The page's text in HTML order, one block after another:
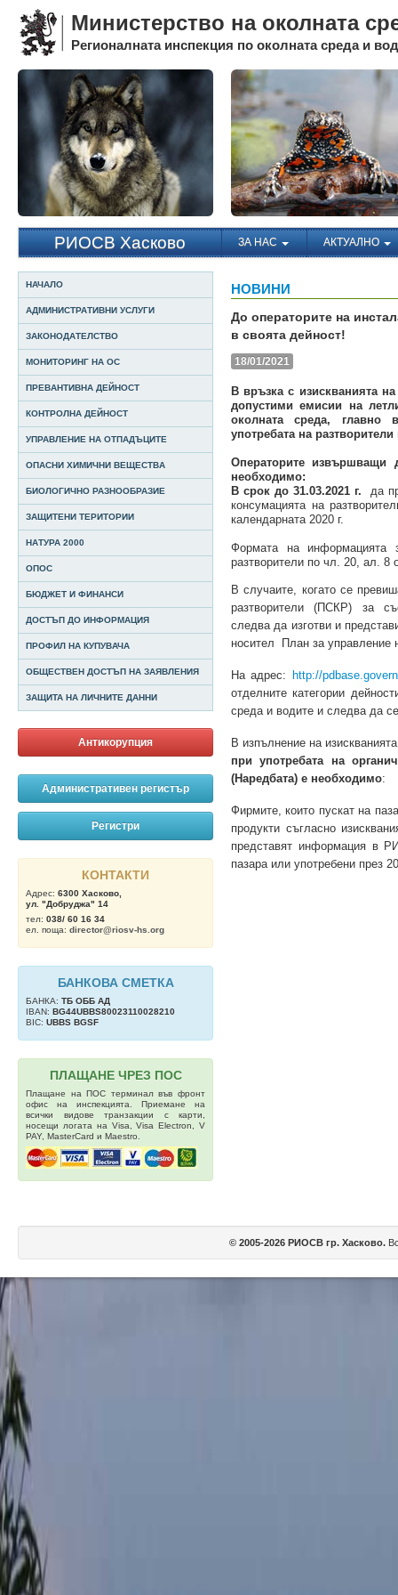
Министерство на околната
Регионалната инспекция по околната среда и
РИОСВ Хасково ЗА НАС АКТУАЛНО
НАЧАЛО
АДМИНИСТРАТИВНИ УСЛУГИ
ЗАКОНОДАТЕЛСТВО
МОНИТОРИНГ НА ОС
ПРЕВАНТИВНА ДЕЙНОСТ
КОНТРОЛНА ДЕЙНОСТ
УПРАВЛЕНИЕ НА ОТПАДЪЦИТЕ
ОПАСНИ ХИМИЧНИ ВЕЩЕСТВА
БИОЛОГИЧНО РАЗНООБРАЗИЕ
ЗАЩИТЕНИ ТЕРИТОРИИ
НАТУРА 2000
ОПОС
БЮДЖЕТ И ФИНАНСИ
ДОСТЪП ДО ИНФОРМАЦИЯ
ПРОФИЛ НА КУПУВАЧА
ОБЩЕСТВЕН ДОСТЪП НА ЗАЯВЛЕНИЯ
ЗАЩИТА НА ЛИЧНИТЕ ДАННИ
Антикорупция
Административен регистър
Регистри
КОНТАКТИ
Адрес: 6300 Хасково,
ул. "Добруджа" 14
тел: 038/ 60 16 34
ел. поща: director@riosv-hs.org
БАНКОВА СМЕТКА
БАНКА: ТБ OББ АД
IBAN: BG44UBBS80023110028210
BIC: UBBS BGSF
ПЛАЩАНЕ ЧРЕЗ ПОС
Плащане на ПОС терминал във фронт
офис на инспекцията. Приемане на
всички видове транзакции с карти,
носещи логата на Visa, Visa Electron, V
PAY, MasterCard и Maestro.
НОВИНИ
До операторите на
в своята дейност!
18/01/2021
В връзка с изискванията
допустими емисии на
околната среда, главно
употребата на
Операторите извършващи
необходимо:
В срок до 31.03.2021 г.
да
консумацията на
календарната 2020 г.
Формата на информацията
разтворители по чл. 20, ал.
В случаите, когато се
разтворители (ПСКР) за
следва да изготви и
носител План за управление
На адрес:
http://
отделните категории
среда и водите и следва да
В изпълнение на
при употребата на
(Наредбата) е необходимо:
Фирмите, които пускат на
продукти съгласно
представят информация в
пазара или употребени през
© 2005-2026 РИОСВ гр. Хасково.